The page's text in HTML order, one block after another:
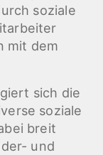
soziale
mit dem
sich die
soziale
breit
und